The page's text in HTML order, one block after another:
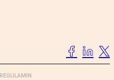
REGULAMIN